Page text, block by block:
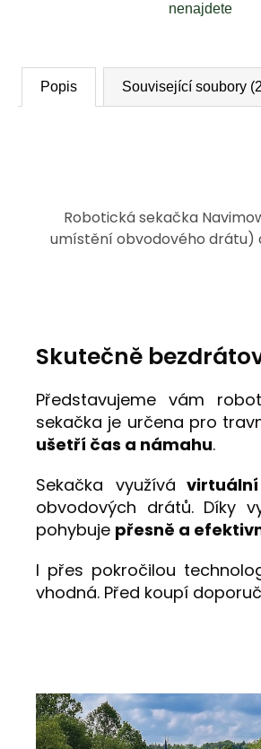
nenajdete
Popis Související soubory
Robotická sekačka
umístění obvodového drátu)
Skutečně
Představujeme vám
sekačka je určena pro
ušetří čas a námahu.
Sekačka využívá
obvodových drátů. Díky
pohybuje přesně a
I přes pokročilou
vhodná. Před koupí